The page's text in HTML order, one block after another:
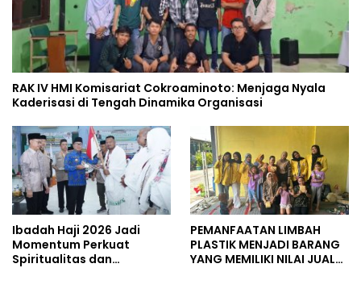
RAK IV HMI Komisariat Cokroaminoto: Menjaga Nyala
Kaderisasi di Tengah Dinamika Organisasi
Ibadah Haji 2026 Jadi
Momentum Perkuat
Spiritualitas dan
PEMANFAATAN LIMBAH
PLASTIK MENJADI BARANG
YANG MEMILIKI NILAI JUAL